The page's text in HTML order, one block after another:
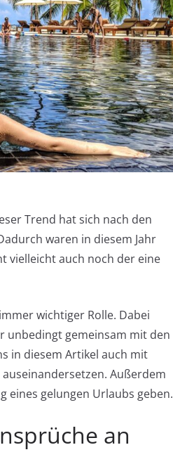
Trend hat sich nach den
waren in diesem Jahr
vielleicht auch noch der eine
wichtiger Rolle. Dabei
unbedingt gemeinsam mit den
in diesem Artikel auch mit
Außerdem
eines gelungen Urlaubs geben.
an